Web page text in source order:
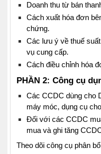
Doanh thu từ bán
Cách xuất hóa đơn
chứng.
Các lưu ý về thuế
vụ cung cấp.
Cách điều chỉnh hóa
PHẦN 2: Công cụ
Các CCDC dùng cho
máy móc, dụng cụ
Đối với các CCDC
mua và ghi tăng
Theo dõi công cụ phân